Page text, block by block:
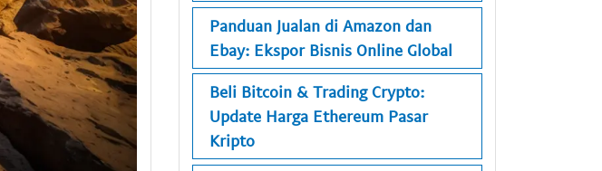
Panduan Jualan di Amazon dan
Ebay: Ekspor Bisnis Online Global
Beli Bitcoin & Trading Crypto:
Update Harga Ethereum Pasar
Kripto